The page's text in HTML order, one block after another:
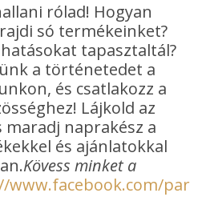
rólad! Hogyan
só termékeinket?
tapasztaltál?
a történetedet a
és csatlakozz a
Lájkold az
maradj naprakész a
és ajánlatokkal
Kövess minket a
www.facebook.com/